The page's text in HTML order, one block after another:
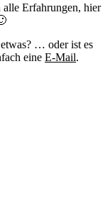
Erfahrungen, hier
… oder ist es
eine E-Mail.